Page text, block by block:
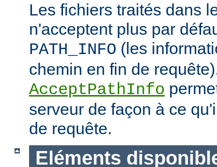
Les fichiers traités dans
n'acceptent plus par
PATH_INFO (les
chemin en fin de
AcceptPathInfo
serveur de façon à ce
de requête.
Eléments